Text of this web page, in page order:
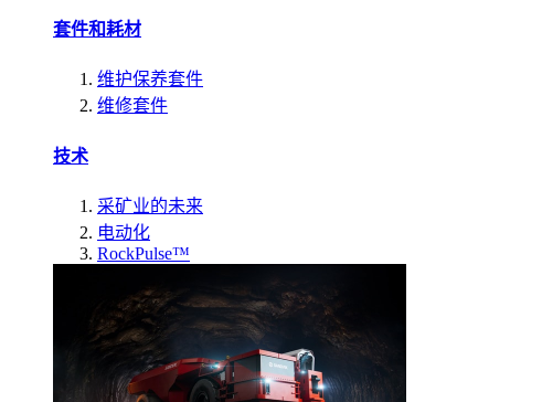
套件和耗材
维护保养套件
维修套件
技术
采矿业的未来
电动化
RockPulse™